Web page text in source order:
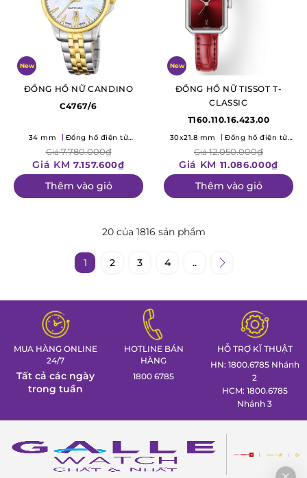
New
ĐỒNG HỒ NỮ CANDINO
C4767/6
34 mm
Đồng hồ điện tử
Giá7.780.000₫
Giá KM 7.157.600₫
Thêm vào giỏ
New
ĐỒNG HỒ NỮ TISSOT T-
CLASSIC
T160.110.16.423.00
30x21.8 mm
Đồng hồ điện tử
Giá12.050.000₫
Giá KM 11.086.000₫
Thêm vào giỏ
20 của 1816 sản phẩm
1 2 3 4 ..
MUA HÀNG ONLINE
24/7
Tất cả các ngày
trong tuần
HOTLINE BÁN
HÀNG
1800 6785
HỖ TRỢ KĨ THUẬT
HN: 1800.6785 Nhánh
2
HCM: 1800.6785
Nhánh 3